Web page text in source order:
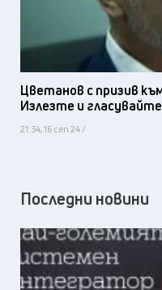
Цветанов с призив
Излезте и гласувайте
21:34, 16 сеп 24 /
Последни новини